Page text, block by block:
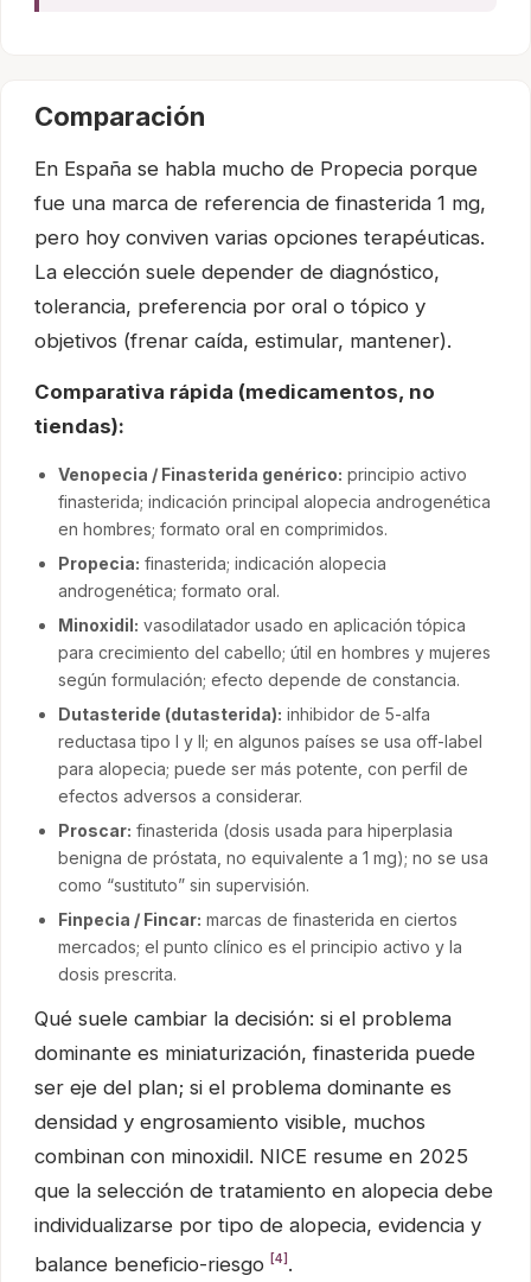
Comparación
En España se habla mucho de Propecia porque
fue una marca de referencia de finasterida 1 mg,
pero hoy conviven varias opciones terapéuticas.
La elección suele depender de diagnóstico,
tolerancia, preferencia por oral o tópico y
objetivos (frenar caída, estimular, mantener).
Comparativa rápida (medicamentos, no
tiendas):
Venopecia / Finasterida genérico: principio activo
finasterida; indicación principal alopecia androgenética
en hombres; formato oral en comprimidos.
Propecia: finasterida; indicación alopecia
androgenética; formato oral.
Minoxidil: vasodilatador usado en aplicación tópica
para crecimiento del cabello; útil en hombres y mujeres
según formulación; efecto depende de constancia.
Dutasteride (dutasterida): inhibidor de 5-alfa
reductasa tipo I y II; en algunos países se usa off-label
para alopecia; puede ser más potente, con perfil de
efectos adversos a considerar.
Proscar: finasterida (dosis usada para hiperplasia
benigna de próstata, no equivalente a 1 mg); no se usa
como “sustituto” sin supervisión.
Finpecia / Fincar: marcas de finasterida en ciertos
mercados; el punto clínico es el principio activo y la
dosis prescrita.
Qué suele cambiar la decisión: si el problema
dominante es miniaturización, finasterida puede
ser eje del plan; si el problema dominante es
densidad y engrosamiento visible, muchos
combinan con minoxidil. NICE resume en 2025
que la selección de tratamiento en alopecia debe
individualizarse por tipo de alopecia, evidencia y
balance beneficio-riesgo [4] .